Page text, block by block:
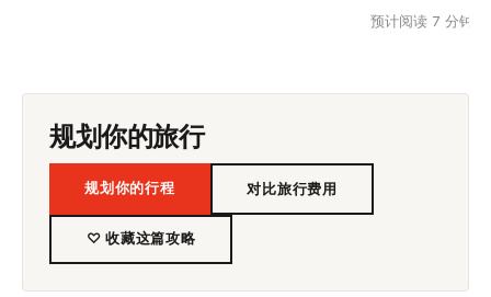
预计阅读 7 分钟
规划你的旅行
规划你的行程 对比旅行费用
♡ 收藏这篇攻略